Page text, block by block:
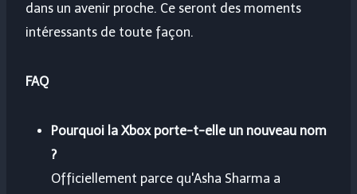
dans un avenir proche. Ce seront des moments
intéressants de toute façon.
FAQ
Pourquoi la Xbox porte-t-elle un nouveau nom
?
Officiellement parce qu'Asha Sharma a